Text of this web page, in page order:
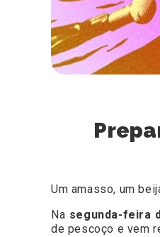
Um amasso, um
Na segunda-feira
de pescoço e vem